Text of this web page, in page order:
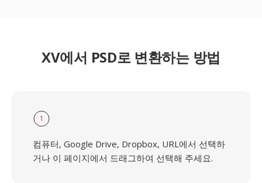
XV에서 PSD로 변환하는 방법
1
컴퓨터, Google Drive, Dropbox, URL에서 선택하
거나 이 페이지에서 드래그하여 선택해 주세요.